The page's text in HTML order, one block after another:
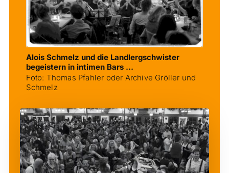
Alois Schmelz und die Landlergschwister
begeistern in intimen Bars …
Foto: Thomas Pfahler oder Archive Gröller und
Schmelz